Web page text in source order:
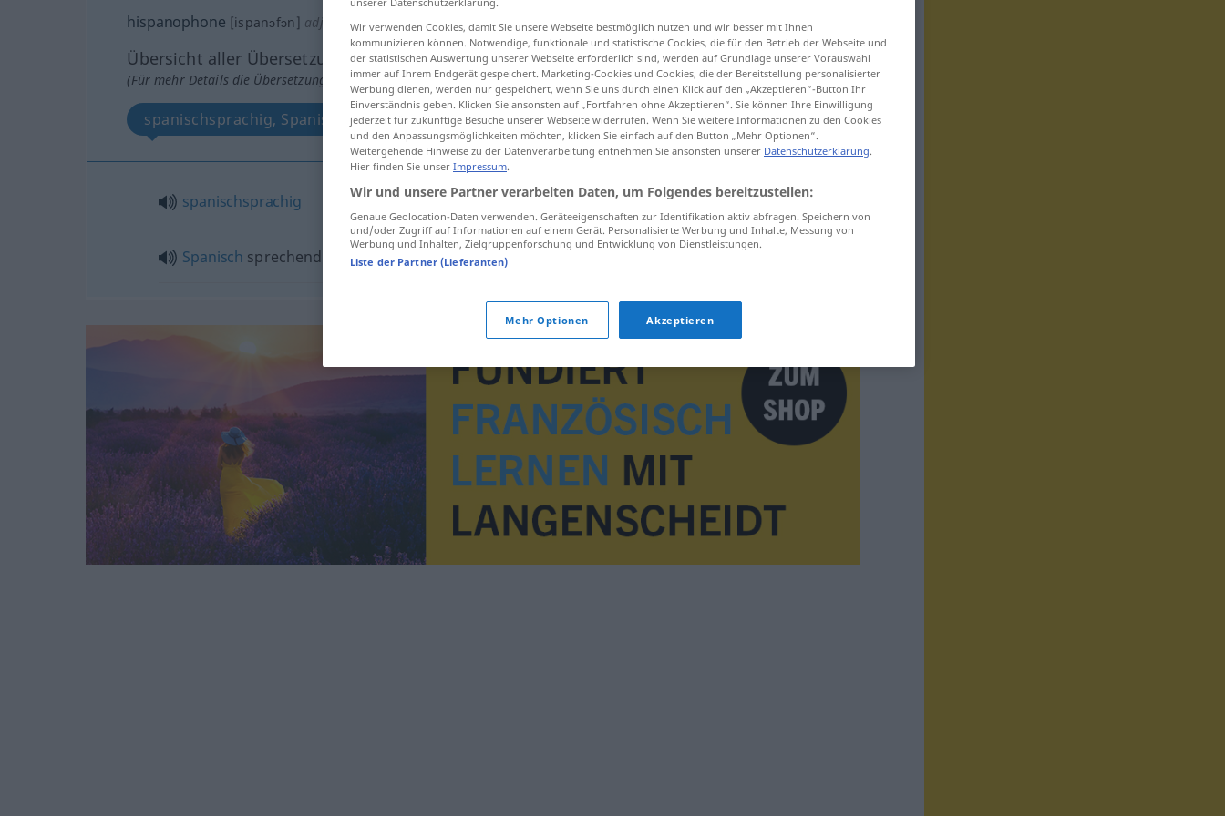
hispanophone [ispanɔfɔn] adj
Übersicht aller Übersetzungen
(Für mehr Details die Übersetzung anklicken/antippen)
spanischsprachig, Spanisch sprechend
spanischsprachig hispanophone
Spanisch sprechend hispanophone
Wir verwenden Cookies, damit Sie unsere Webseite bestmöglich nutzen und wir besser mit Ihnen
kommunizieren können. Notwendige, funktionale und statistische Cookies, die für den Betrieb der Webseite und
der statistischen Auswertung unserer Webseite erforderlich sind, werden auf Grundlage unserer Vorauswahl
immer auf Ihrem Endgerät gespeichert. Marketing-Cookies und Cookies, die der Bereitstellung personalisierter
Werbung dienen, werden nur gespeichert, wenn Sie uns durch einen Klick auf den „Akzeptieren“-Button Ihr
Einverständnis geben. Klicken Sie ansonsten auf „Fortfahren ohne Akzeptieren“. Sie können Ihre Einwilligung
jederzeit für zukünftige Besuche unserer Webseite widerrufen. Wenn Sie weitere Informationen zu den Cookies
und den Anpassungsmöglichkeiten möchten, klicken Sie einfach auf den Button „Mehr Optionen“.
Weitergehende Hinweise zu der Datenverarbeitung entnehmen Sie ansonsten unserer Datenschutzerklärung.
Hier finden Sie unser Impressum.
Wir und unsere Partner verarbeiten Daten, um Folgendes bereitzustellen:
Genaue Geolocation-Daten verwenden. Geräteeigenschaften zur Identifikation aktiv abfragen. Speichern von
und/oder Zugriff auf Informationen auf einem Gerät. Personalisierte Werbung und Inhalte, Messung von
Werbung und Inhalten, Zielgruppenforschung und Entwicklung von Dienstleistungen.
Liste der Partner (Lieferanten)
Mehr Optionen Akzeptieren